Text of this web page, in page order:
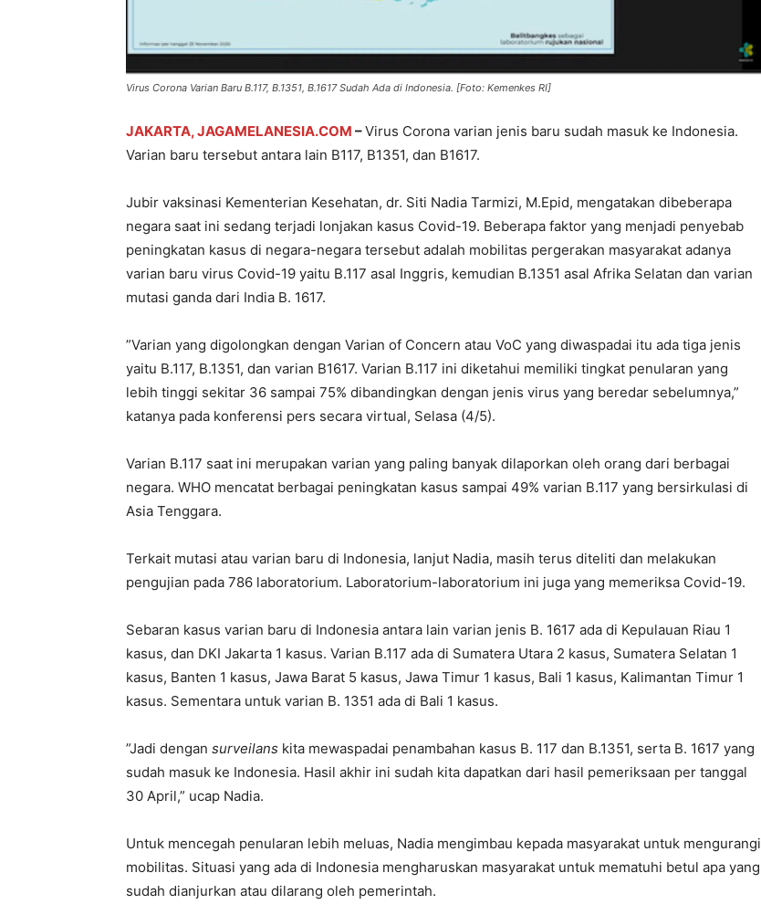
Virus Corona Varian Baru B.117, B.1351, B.1617 Sudah Ada di Indonesia. [Foto: Kemenkes RI]
JAKARTA, JAGAMELANESIA.COM –Virus Corona varian jenis baru sudah masuk ke Indonesia.
Varian baru tersebut antara lain B117, B1351, dan B1617.
Jubir vaksinasi Kementerian Kesehatan, dr. Siti Nadia Tarmizi, M.Epid, mengatakan dibeberapa
negara saat ini sedang terjadi lonjakan kasus Covid-19. Beberapa faktor yang menjadi penyebab
peningkatan kasus di negara-negara tersebut adalah mobilitas pergerakan masyarakat adanya
varian baru virus Covid-19 yaitu B.117 asal Inggris, kemudian B.1351 asal Afrika Selatan dan varian
mutasi ganda dari India B. 1617.
”Varian yang digolongkan dengan Varian of Concern atau VoC yang diwaspadai itu ada tiga jenis
yaitu B.117, B.1351, dan varian B1617. Varian B.117 ini diketahui memiliki tingkat penularan yang
lebih tinggi sekitar 36 sampai 75% dibandingkan dengan jenis virus yang beredar sebelumnya,”
katanya pada konferensi pers secara virtual, Selasa (4/5).
Varian B.117 saat ini merupakan varian yang paling banyak dilaporkan oleh orang dari berbagai
negara. WHO mencatat berbagai peningkatan kasus sampai 49% varian B.117 yang bersirkulasi di
Asia Tenggara.
Terkait mutasi atau varian baru di Indonesia, lanjut Nadia, masih terus diteliti dan melakukan
pengujian pada 786 laboratorium. Laboratorium-laboratorium ini juga yang memeriksa Covid-19.
Sebaran kasus varian baru di Indonesia antara lain varian jenis B. 1617 ada di Kepulauan Riau 1
kasus, dan DKI Jakarta 1 kasus. Varian B.117 ada di Sumatera Utara 2 kasus, Sumatera Selatan 1
kasus, Banten 1 kasus, Jawa Barat 5 kasus, Jawa Timur 1 kasus, Bali 1 kasus, Kalimantan Timur 1
kasus. Sementara untuk varian B. 1351 ada di Bali 1 kasus.
”Jadi dengan surveilans kita mewaspadai penambahan kasus B. 117 dan B.1351, serta B. 1617 yang
sudah masuk ke Indonesia. Hasil akhir ini sudah kita dapatkan dari hasil pemeriksaan per tanggal
30 April,” ucap Nadia.
Untuk mencegah penularan lebih meluas, Nadia mengimbau kepada masyarakat untuk mengurangi
mobilitas. Situasi yang ada di Indonesia mengharuskan masyarakat untuk mematuhi betul apa yang
sudah dianjurkan atau dilarang oleh pemerintah.